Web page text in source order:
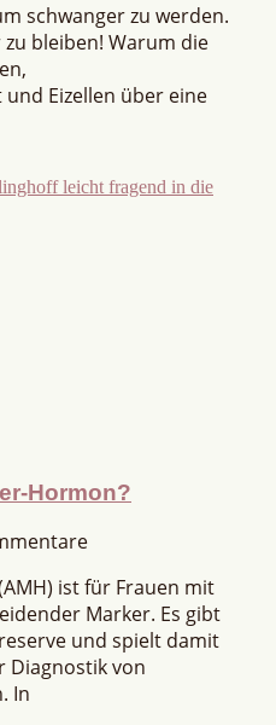
schwanger zu werden.
bleiben! Warum die
Eizellen über eine
Hormon?
ist für Frauen mit
Marker. Es gibt
und spielt damit
Diagnostik von
In